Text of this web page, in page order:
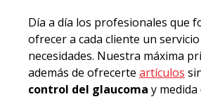
Día a día los profesionales que
ofrecer a cada cliente un
necesidades. Nuestra máxima
además de ofrecerte artículos
control del glaucoma y